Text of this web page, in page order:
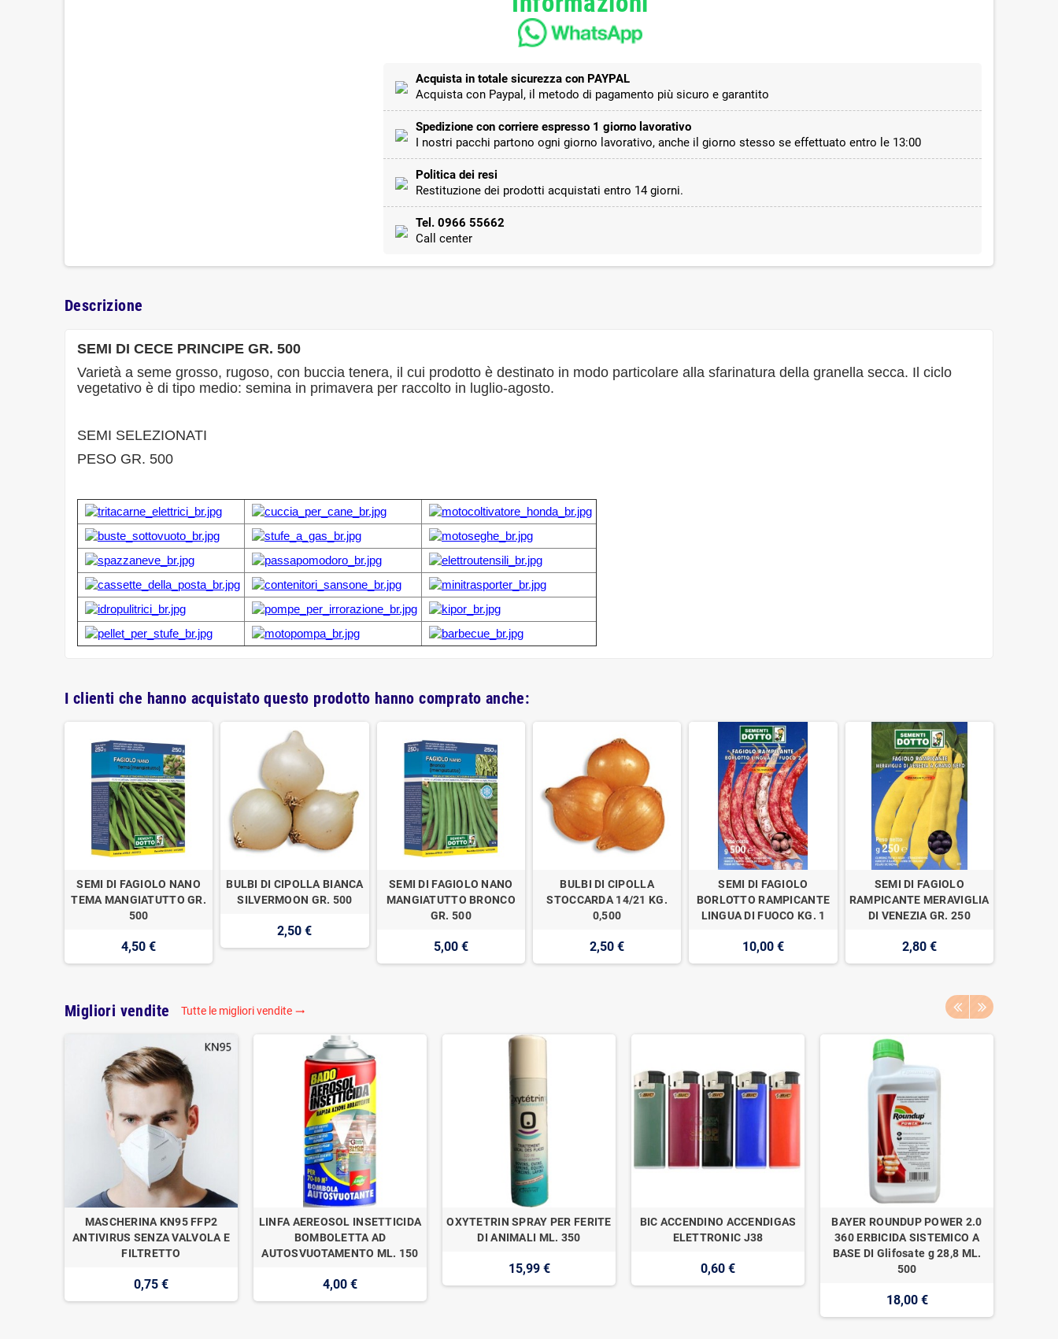
Acquista in totale sicurezza con PAYPAL
Acquista con Paypal, il metodo di pagamento più sicuro e garantito
Spedizione con corriere espresso 1 giorno lavorativo
I nostri pacchi partono ogni giorno lavorativo, anche il giorno stesso se effettuato entro le 13:00
Politica dei resi
Restituzione dei prodotti acquistati entro 14 giorni.
Tel. 0966 55662
Call center
Descrizione
SEMI DI CECE PRINCIPE GR. 500
Varietà a seme grosso, rugoso, con buccia tenera, il cui prodotto è destinato in modo particolare alla sfarinatura della granella secca. Il ciclo
vegetativo è di tipo medio: semina in primavera per raccolto in luglio-agosto.
SEMI SELEZIONATI
PESO GR. 500
I clienti che hanno acquistato questo prodotto hanno comprato anche:
SEMI DI FAGIOLO NANO
TEMA MANGIATUTTO GR.
500
4,50 €
BULBI DI CIPOLLA BIANCA
SILVERMOON GR. 500
2,50 €
SEMI DI FAGIOLO NANO
MANGIATUTTO BRONCO
GR. 500
5,00 €
BULBI DI CIPOLLA
STOCCARDA 14/21 KG.
0,500
2,50 €
SEMI DI FAGIOLO
BORLOTTO RAMPICANTE
LINGUA DI FUOCO KG. 1
10,00 €
SEMI DI FAGIOLO
RAMPICANTE MERAVIGLIA
DI VENEZIA GR. 250
2,80 €
Migliori vendite Tutte le migliori vendite 
MASCHERINA KN95 FFP2
ANTIVIRUS SENZA VALVOLA E
FILTRETTO
0,75 €
LINFA AEREOSOL INSETTICIDA
BOMBOLETTA AD
AUTOSVUOTAMENTO ML. 150
4,00 €
OXYTETRIN SPRAY PER FERITE
DI ANIMALI ML. 350
15,99 €
BIC ACCENDINO ACCENDIGAS
ELETTRONIC J38
0,60 €
BAYER ROUNDUP POWER 2.0
360 ERBICIDA SISTEMICO A
BASE DI Glifosate g 28,8 ML.
500
18,00 €